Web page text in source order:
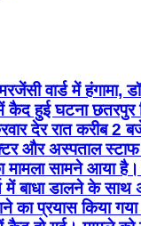
वार्ड में हंगामा,
हुई घटना छतरपुर
देर रात करीब 2
और अस्पताल
सामने आया
में बाधा डालने के साथ
का प्रयास किया